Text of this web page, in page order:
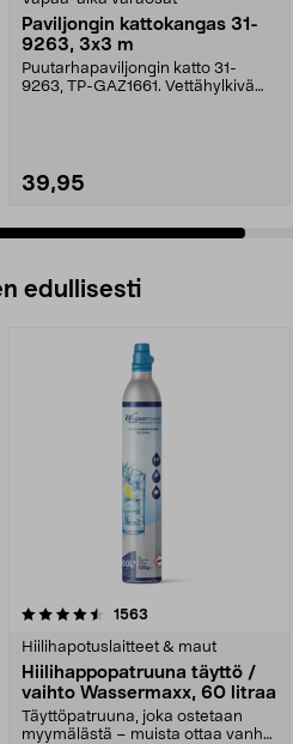
Paviljongin kattokangas 31-
9263, 3x3 m
Puutarhapaviljongin katto 31-
9263, TP-GAZ1661. Vettähylkivä
39,95
edullisesti
1563
Hiilihapotuslaitteet & maut
Hiilihappopatruuna täyttö /
vaihto Wassermaxx, 60 litraa
Täyttöpatruuna, joka ostetaan
myymälästä – muista ottaa vanha
4.5viidestä